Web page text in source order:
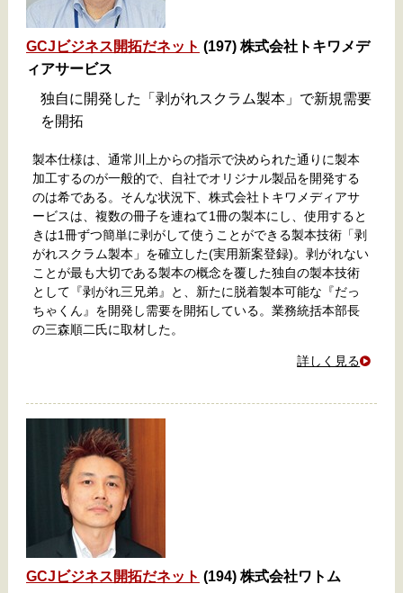
GCJビジネス開拓だネット (197) 株式会社トキワメデ
ィアサービス
独自に開発した「剥がれスクラム製本」で新規需要
を開拓
製本仕様は、通常川上からの指示で決められた通りに製本
加工するのが一般的で、自社でオリジナル製品を開発する
のは希である。そんな状況下、株式会社トキワメディアサ
ービスは、複数の冊子を連ねて1冊の製本にし、使用すると
きは1冊ずつ簡単に剥がして使うことができる製本技術「剥
がれスクラム製本」を確立した(実用新案登録)。剥がれない
ことが最も大切である製本の概念を覆した独自の製本技術
として『剥がれ三兄弟』と、新たに脱着製本可能な『だっ
ちゃくん』を開発し需要を開拓している。業務統括本部長
の三森順二氏に取材した。
詳しく見る
GCJビジネス開拓だネット (194) 株式会社ワトム